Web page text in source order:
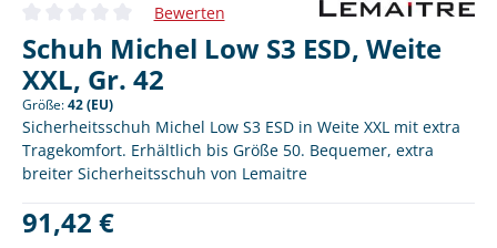
Durchschnittliche Bewertung von 0 von 5 Sternen
Bewerten
Schuh Michel Low S3 ESD, Weite
XXL, Gr. 42
Größe:42 (EU)
Sicherheitsschuh Michel Low S3 ESD in Weite XXL mit extra
Tragekomfort. Erhältlich bis Größe 50. Bequemer, extra
breiter Sicherheitsschuh von Lemaitre
Regulärer Preis:
91,42 €